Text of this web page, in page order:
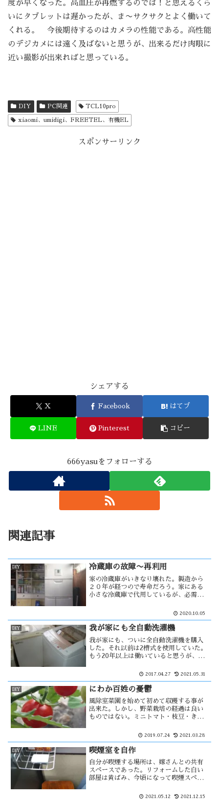
度が早くなった。高血圧が再燃するのでは！と思えるくら
いにタブレットは遅かったが、ま〜サクサクとよく働いて
くれる。 今後期待するのはカメラの性能である。高性能
のデジカメには遠く及ばないと思うが、出来るだけ肉眼に
近い撮影が出来ればと思っている。
DIY PC関連 TCL10pro
xiaomi、umidigi、FREETEL、有機EL
スポンサーリンク
シェアする
X Facebook はてブ
LINE Pinterest コピー
666yasuをフォローする
関連記事
DIY 冷蔵庫の故障〜再利用
家の冷蔵庫がいきなり壊れた。製造から
２０年が経つので寿命だろう。家にある
小さな冷蔵庫で代用しているが、必需品
る必要がある。そこには家の生活様式に
た冷蔵庫の行く末は・・・
2020.10.05
DIY 我が家にも全自動洗濯機
我が家にも、ついに全自動洗濯機を購入
した。それ以前は2槽式を使用していた。
もう20年以上は働いていると思うが、ま
にした。しかし、給水口と排水口が1ヶ所
があった。そこで・・
2017.04.27 2021.05.31
DIY にわか百姓の憂鬱
風除室菜園を始めて初めて収穫する事が
出来た。しかし、野菜栽培の経過は良い
ものではない。ミニトマト・枝豆・きゅ
の様にかんじる。何に原因があるのか分
に育て過ぎた事が原因だろうか？・・
2019.07.24 2021.03.28
DIY 喫煙室を自作
自分が喫煙する場所は、嫁さんとの共有
スペースであった。リフォームした白い
部屋は黄ばみ、今頃になって喫煙スペー
た一画を整理し、そこを隔離された場所
2021.05.12 2021.12.15